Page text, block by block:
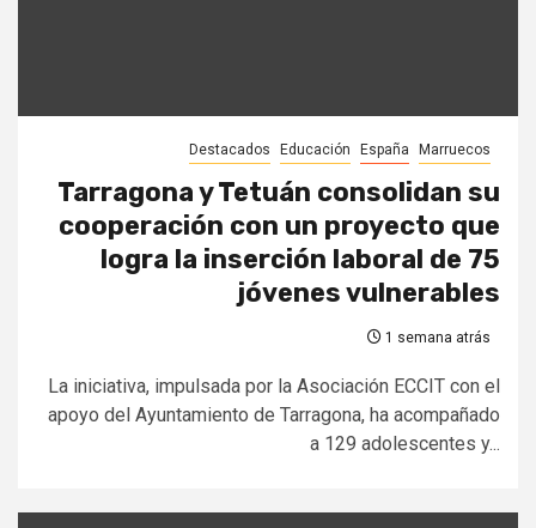
Destacados Educación España Marruecos
Tarragona y Tetuán consolidan su
cooperación con un proyecto que
logra la inserción laboral de 75
jóvenes vulnerables
1 semana atrás
La iniciativa, impulsada por la Asociación ECCIT con el
apoyo del Ayuntamiento de Tarragona, ha acompañado
a 129 adolescentes y...